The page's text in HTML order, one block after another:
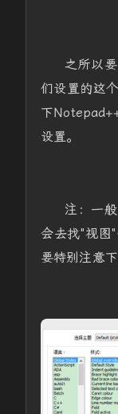
之所以
们设置的这
下
设置。
注：一
会去找"视图
要特别注意下